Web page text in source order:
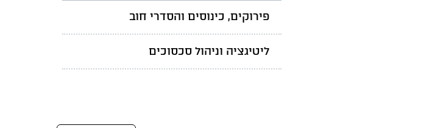
פירוקים, כינוסים והסדרי חוב
ליטיגציה וניהול סכסוכים